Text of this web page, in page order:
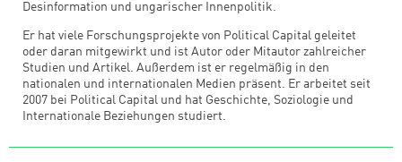
Desinformation und ungarischer Innenpolitik.
Er hat viele Forschungsprojekte von Political Capital geleitet
oder daran mitgewirkt und ist Autor oder Mitautor zahlreicher
Studien und Artikel. Außerdem ist er regelmäßig in den
nationalen und internationalen Medien präsent. Er arbeitet seit
2007 bei Political Capital und hat Geschichte, Soziologie und
Internationale Beziehungen studiert.